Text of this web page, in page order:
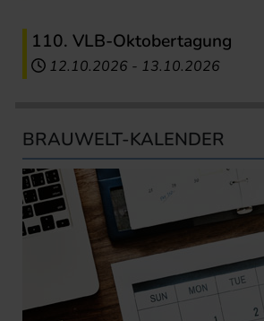
110. VLB-Oktobertagung
12.10.2026 - 13.10.2026
BRAUWELT-KALENDER